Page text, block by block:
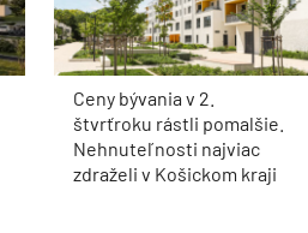
Ceny bývania v 2.
štvrťroku rástli pomalšie.
Nehnuteľnosti najviac
zdraželi v Košickom kraji